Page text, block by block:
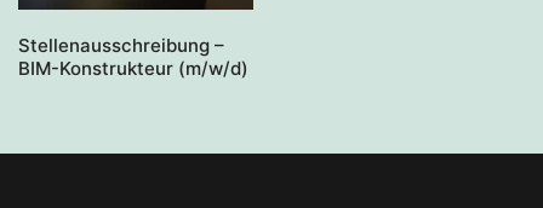
Stellenausschreibung –
BIM-Konstrukteur (m/w/d)